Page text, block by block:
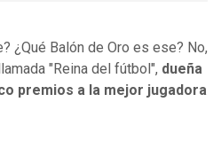
¿Qué Balón de Oro es ese? No,
"Reina del fútbol", dueña
premios a la mejor jugadora